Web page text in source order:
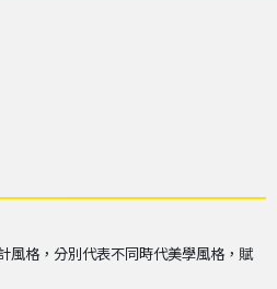
風格，分別代表不同時代美學風格，賦